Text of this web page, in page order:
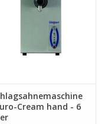
Cream hand - 6